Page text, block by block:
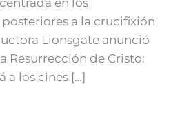
en los
a la crucifixión
Lionsgate anunció
Resurrección de Cristo:
a los cines […]